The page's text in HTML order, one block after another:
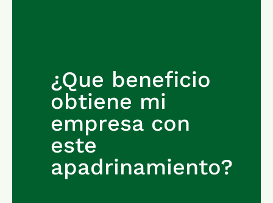
¿Que beneficio
obtiene mi
empresa con
este
apadrinamiento?